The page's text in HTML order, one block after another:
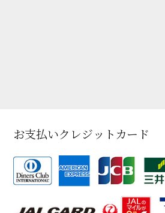
お支払いクレジットカード